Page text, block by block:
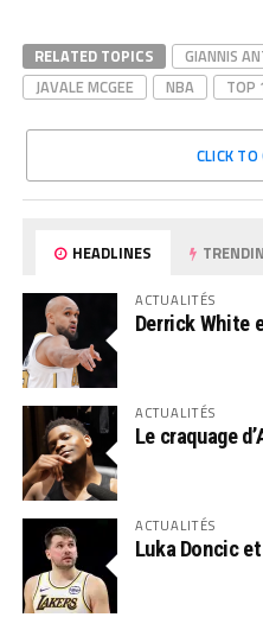
RELATED TOPICS
GIANNIS
JAVALE MCGEE
NBA TOP
CLICK
HEADLINES
ACTUALITÉS
Derrick White
ACTUALITÉS
Le craquage
ACTUALITÉS
Luka Doncic